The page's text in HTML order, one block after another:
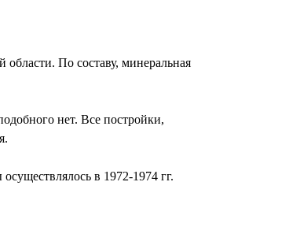
По составу, минеральная
нет. Все постройки,
в 1972-1974 гг.